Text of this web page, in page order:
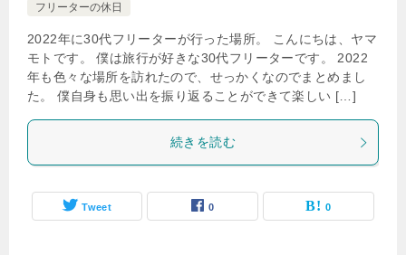
フリーターの休日
2022年に30代フリーターが行った場所。 こんにちは、ヤマ
モトです。 僕は旅行が好きな30代フリーターです。 2022
年も色々な場所を訪れたので、せっかくなのでまとめまし
た。 僕自身も思い出を振り返ることができて楽しい […]
続きを読む
Tweet 0 0